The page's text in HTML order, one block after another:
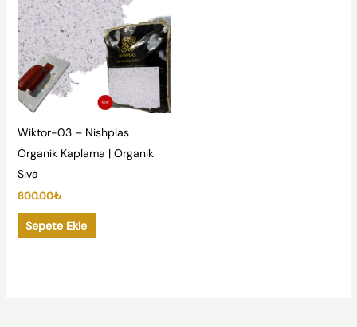
Wiktor-03 – Nishplas
Organik Kaplama | Organik
Sıva
800.00₺
Sepete Ekle